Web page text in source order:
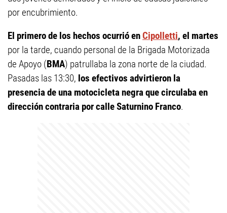
por encubrimiento.
El primero de los hechos ocurrió enCipolletti, el martes
por la tarde, cuando personal de la Brigada Motorizada
de Apoyo (BMA) patrullaba la zona norte de la ciudad.
Pasadas las 13:30, los efectivos advirtieron la
presencia de una motocicleta negra que circulaba en
dirección contraria por calle Saturnino Franco.